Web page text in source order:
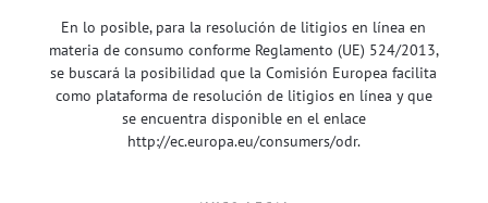
En lo posible, para la resolución de litigios en línea en
materia de consumo conforme Reglamento (UE) 524/2013,
se buscará la posibilidad que la Comisión Europea facilita
como plataforma de resolución de litigios en línea y que
se encuentra disponible en el enlace
http://ec.europa.eu/consumers/odr.